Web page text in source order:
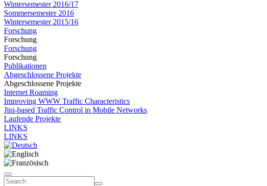
Wintersemester 2016/17
Sommersemester 2016
Wintersemester 2015/16
Forschung
Forschung
Forschung
Forschung
Publikationen
Abgeschlossene Projekte
Abgeschlossene Projekte
Internet Roaming
Improving WWW Traffic Characteristics
Jini-based Traffic Control in Mobile Networks
Laufende Projekte
LINKS
LINKS